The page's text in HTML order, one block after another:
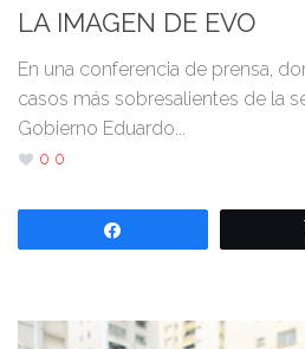
LA IMAGEN DE EVO
En una conferencia de prensa,
casos más sobresalientes de la
Gobierno Eduardo...
0 0